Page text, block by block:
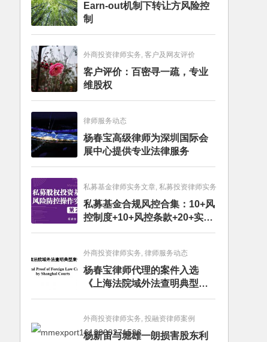
Earn-out机制下转让方风险控
制
外商投资律师实务, 客户及网友评价
客户评价：百密寻一疏，专业
维股权
律师服务动态
杨春宝高级律师为深圳国际会
展中心提供专业法律服务
私募基金律师实务文章, 私募投资律师实务
私募基金合规风控合集：10+风
控制度+10+风控条款+20+实务
文章+每月动态
外商投资律师实务, 律师服务动态
杨春宝律师代理的案件入选
《上海法院域外法查明典型案
例》
外商投资律师实务, 投融资律师案例
杨新宙与堀雄一朗损害股东利